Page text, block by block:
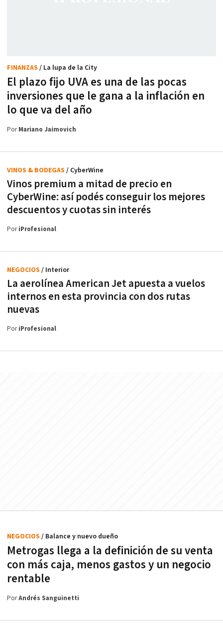
El plazo fijo UVA es una de las pocas
inversiones que le gana a la inflación en
lo que va del año
FINANZAS / La lupa de la City
PorMariano Jaimovich
Vinos premium a mitad de precio en
CyberWine: así podés conseguir los mejores
descuentos y cuotas sin interés
VINOS & BODEGAS / CyberWine
PoriProfesional
La aerolínea American Jet apuesta a vuelos
internos en esta provincia con dos rutas
nuevas
NEGOCIOS / Interior
PoriProfesional
Metrogas llega a la definición de su venta
con más caja, menos gastos y un negocio
rentable
NEGOCIOS / Balance y nuevo dueño
PorAndrés Sanguinetti